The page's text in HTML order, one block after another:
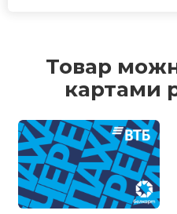
Товар
картами